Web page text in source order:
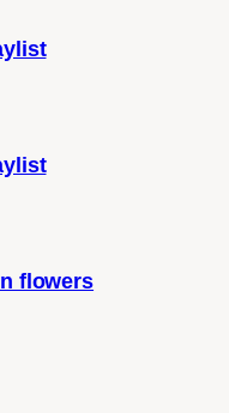
flowers